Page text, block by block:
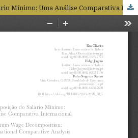
Decomposição do Salário Mínimo: Uma Análise Comparativa Internacional